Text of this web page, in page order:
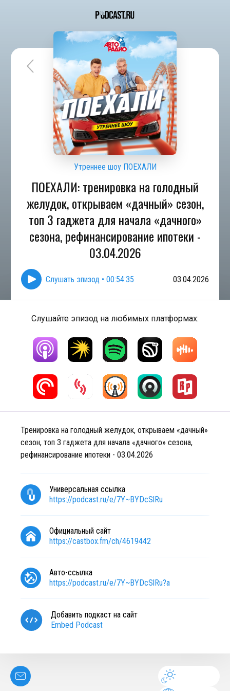
Утреннее шоу ПОЕХАЛИ
ПОЕХАЛИ: тренировка на голодный
желудок, открываем «дачный» сезон,
топ 3 гаджета для начала «дачного»
сезона, рефинансирование ипотеки -
03.04.2026
Слушать эпизод • 00:54:35 03.04.2026
Слушайте эпизод на любимых платформах:
Тренировка на голодный желудок, открываем «дачный»
сезон, топ 3 гаджета для начала «дачного» сезона,
рефинансирование ипотеки - 03.04.2026
Универсальная ссылка
https://podcast.ru/e/7Y~BYDcSlRu
Официальный сайт
https://castbox.fm/ch/4619442
Авто-ссылка
https://podcast.ru/e/7Y~BYDcSlRu?a
Добавить подкаст на сайт
Embed Podcast